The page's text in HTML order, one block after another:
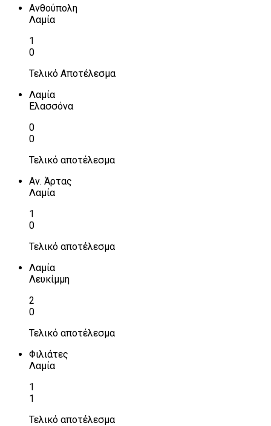
Ανθούπολη
Λαμία
1
0
Τελικό Αποτέλεσμα
Λαμία
Ελασσόνα
0
0
Τελικό αποτέλεσμα
Αν. Άρτας
Λαμία
1
0
Τελικό αποτέλεσμα
Λαμία
Λευκίμμη
2
0
Τελικό αποτέλεσμα
Φιλιάτες
Λαμία
1
1
Τελικό αποτέλεσμα